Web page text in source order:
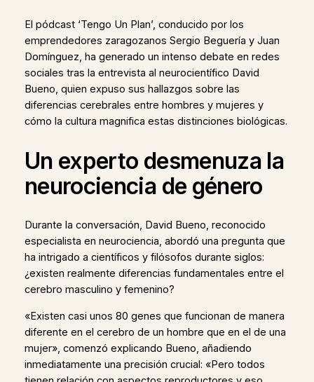
El pódcast ‘Tengo Un Plan’, conducido por los
emprendedores zaragozanos Sergio Beguería y Juan
Domínguez, ha generado un intenso debate en redes
sociales tras la entrevista al neurocientífico David
Bueno, quien expuso sus hallazgos sobre las
diferencias cerebrales entre hombres y mujeres y
cómo la cultura magnifica estas distinciones biológicas.
Un experto desmenuza la
neurociencia de género
Durante la conversación, David Bueno, reconocido
especialista en neurociencia, abordó una pregunta que
ha intrigado a científicos y filósofos durante siglos:
¿existen realmente diferencias fundamentales entre el
cerebro masculino y femenino?
«Existen casi unos 80 genes que funcionan de manera
diferente en el cerebro de un hombre que en el de una
mujer», comenzó explicando Bueno, añadiendo
inmediatamente una precisión crucial: «Pero todos